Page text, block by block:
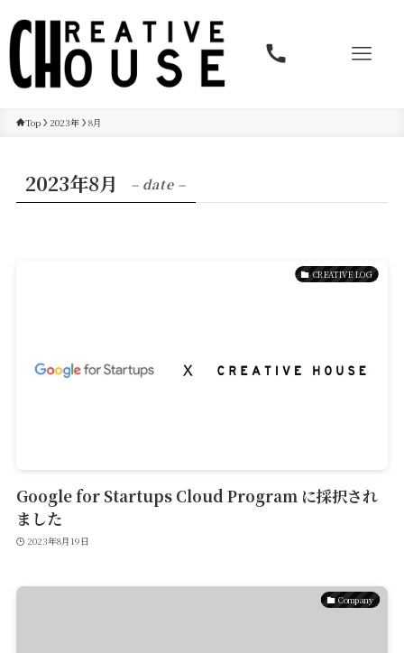
Top 2023年 8月
2023年8月 – date –
CREATIVE LOG
Google for Startups Cloud Program に採択され
ました
2023年8月19日
Company